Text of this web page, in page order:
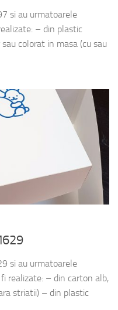
si au urmatoarele
– din plastic
colorat in masa (cu sau
si au urmatoarele
realizate: – din carton alb,
striatii) – din plastic